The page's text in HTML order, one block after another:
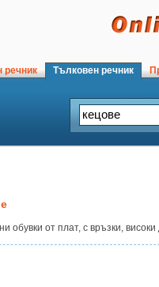
речник Тълковен речник
обувки от плат, с връзки,